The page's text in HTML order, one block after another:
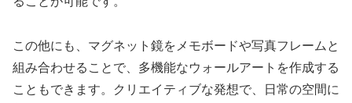
この他にも、マグネット鏡をメモボードや写真フレームと
組み合わせることで、多機能なウォールアートを作成する
こともできます。クリエイティブな発想で、日常の空間に